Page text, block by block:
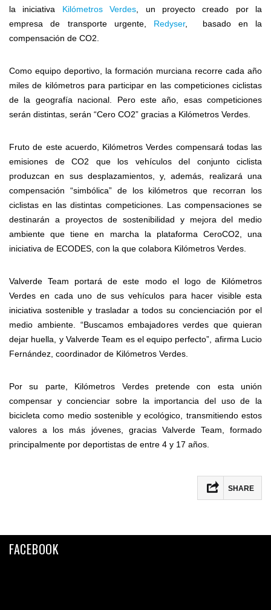
la iniciativa Kilómetros Verdes , un proyecto creado por la
empresa de transporte urgente, Redyser, basado en la
compensación de CO2.
Como equipo deportivo, la formación murciana recorre cada año
miles de kilómetros para participar en las competiciones ciclistas
de la geografía nacional. Pero este año, esas competiciones
serán distintas, serán “Cero CO2” gracias a Kilómetros Verdes.
Fruto de este acuerdo, Kilómetros Verdes compensará todas las
emisiones de CO2 que los vehículos del conjunto ciclista
produzcan en sus desplazamientos, y, además, realizará una
compensación “simbólica” de los kilómetros que recorran los
ciclistas en las distintas competiciones. Las compensaciones se
destinarán a proyectos de sostenibilidad y mejora del medio
ambiente que tiene en marcha la plataforma CeroCO2, una
iniciativa de ECODES, con la que colabora Kilómetros Verdes.
Valverde Team portará de este modo el logo de Kilómetros
Verdes en cada uno de sus vehículos para hacer visible esta
iniciativa sostenible y trasladar a todos su concienciación por el
medio ambiente. “Buscamos embajadores verdes que quieran
dejar huella, y Valverde Team es el equipo perfecto”, afirma Lucio
Fernández, coordinador de Kilómetros Verdes.
Por su parte, Kilómetros Verdes pretende con esta unión
compensar y concienciar sobre la importancia del uso de la
bicicleta como medio sostenible y ecológico, transmitiendo estos
valores a los más jóvenes, gracias Valverde Team, formado
principalmente por deportistas de entre 4 y 17 años.
SHARE
Twitter
FACEBOOK